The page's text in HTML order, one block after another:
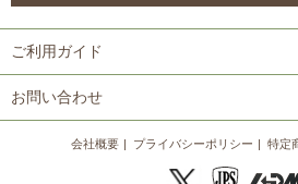
ご利用ガイド
お問い合わせ
会社概要 プライバシーポリシー 特定